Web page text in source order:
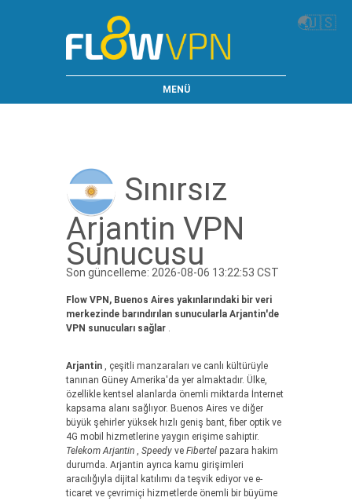
🌏🇺🇸
MENÜ
Sınırsız
Arjantin VPN
Sunucusu
Son güncelleme: 2026-08-06 13:22:53 CST
Flow VPN, Buenos Aires yakınlarındaki bir veri
merkezinde barındırılan sunucularla Arjantin'de
VPN sunucuları sağlar .
Arjantin , çeşitli manzaraları ve canlı kültürüyle
tanınan Güney Amerika'da yer almaktadır. Ülke,
özellikle kentsel alanlarda önemli miktarda İnternet
kapsama alanı sağlıyor. Buenos Aires ve diğer
büyük şehirler yüksek hızlı geniş bant, fiber optik ve
4G mobil hizmetlerine yaygın erişime sahiptir.
Telekom Arjantin , Speedy ve Fibertel pazara hakim
durumda. Arjantin ayrıca kamu girişimleri
aracılığıyla dijital katılımı da teşvik ediyor ve e-
ticaret ve çevrimiçi hizmetlerde önemli bir büyüme